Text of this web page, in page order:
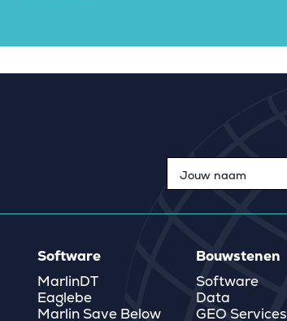
Software
MarlinDT
Eaglebe
Marlin Save Below
Bouwstenen
Software
Data
GEO Services